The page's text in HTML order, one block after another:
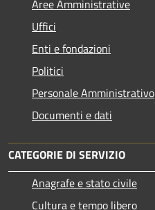
Aree Amministrative
Uffici
Enti e fondazioni
Politici
Personale Amministrativo
Documenti e dati
CATEGORIE DI SERVIZIO
Anagrafe e stato civile
Cultura e tempo libero